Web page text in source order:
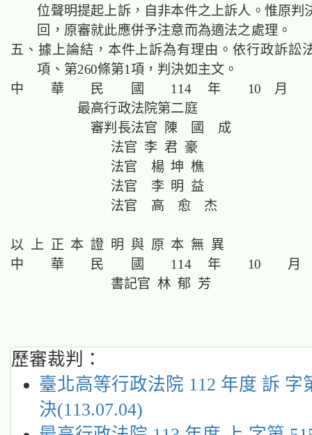
位聲明提起上訴，自非本件之上訴人。惟原判
回，原審就此應併予注意而為適法之處理。
五、據上論結，本件上訴為有理由。依行政訴訟
項、第260條第1項，判決如主文。
中 華 民 國 114 年 10 月
最高行政法院第二庭
審判長法官
陳 國 成
法官 李 君 豪
法官 楊 坤 樵
法官 李 明 益
法官 高 愈 杰
以 上 正 本 證 明 與 原 本 無 異
中 華 民 國 114 年 10
書記官 林 郁 芳
歷審裁判：
臺北高等行政法院 112 年度 訴 字
決(113.07.04)